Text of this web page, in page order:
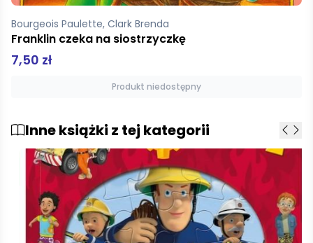
Bourgeois Paulette, Clark Brenda
Franklin czeka na siostrzyczkę
7,50 zł
Produkt niedostępny
Inne książki z tej kategorii